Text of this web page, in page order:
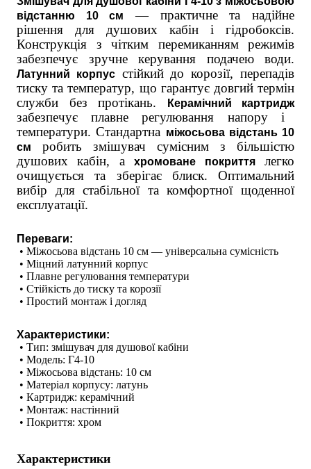
відстанню 10 см
— практичне та надійне
рішення для душових кабін і гідробоксів.
Конструкція з чітким перемиканням режимів
забезпечує зручне керування подачею води.
Латунний корпусстійкий до корозії, перепадів
тиску та температур, що гарантує довгий термін
служби без протікань.
Керамічний картридж
забезпечує плавне регулювання напору і
температури. Стандартна міжосьова відстань 10
см
робить змішувач сумісним з більшістю
душових кабін, ахромоване покриттялегко
очищується та зберігає блиск. Оптимальний
вибір для стабільної та комфортної щоденної
експлуатації.
Переваги:
• Міжосьова відстань 10 см — універсальна сумісність
• Міцний латунний корпус
• Плавне регулювання температури
• Стійкість до тиску та корозії
• Простий монтаж і догляд
Характеристики:
• Тип: змішувач для душової кабіни
• Модель: Г4-10
• Міжосьова відстань: 10 см
• Матеріал корпусу: латунь
• Картридж: керамічний
• Монтаж: настінний
• Покриття: хром
Характеристики